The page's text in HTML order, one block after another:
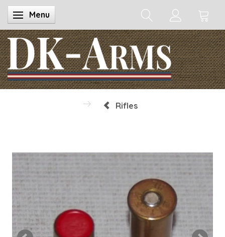
Toggle navigation
Menu
Rifles